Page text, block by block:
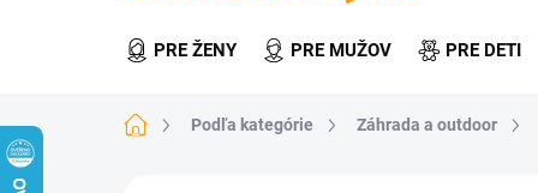
PRE ŽENY PRE MUŽOV PRE DETI
DomovPodľa kategórie Záhrada a outdoor